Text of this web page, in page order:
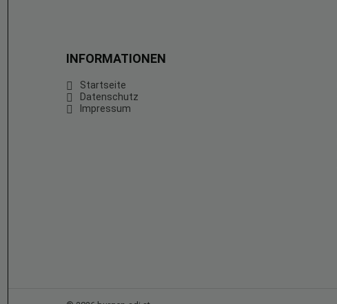
INFORMATIONEN
Startseite
Datenschutz
Impressum